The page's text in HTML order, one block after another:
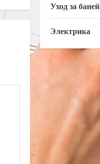
Уход за баней
Электрика